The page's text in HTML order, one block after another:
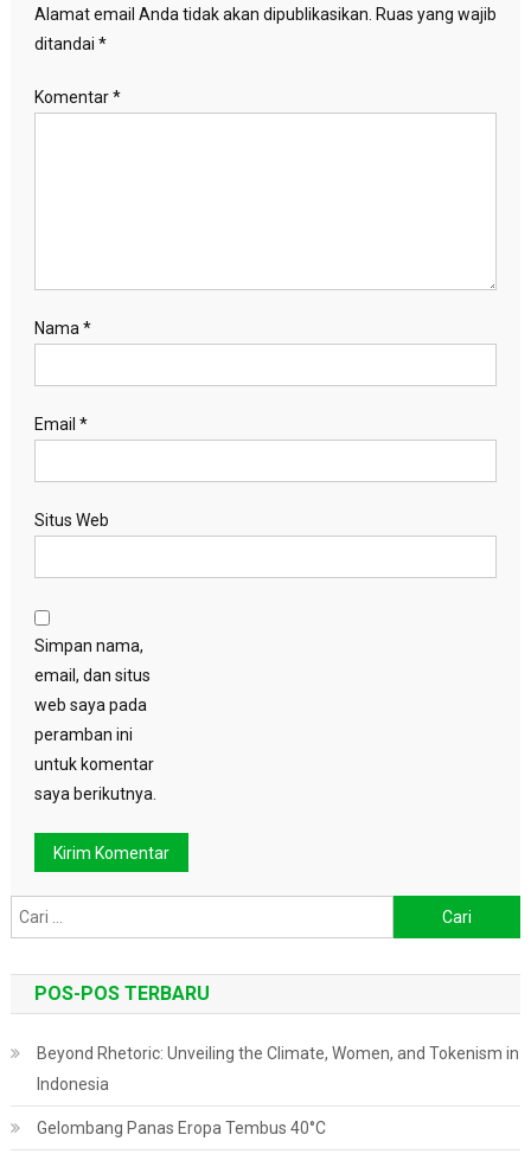
Alamat email Anda tidak akan dipublikasikan. Ruas yang wajib
ditandai *
Komentar*
Nama*
Email *
Situs Web
Simpan nama,
email, dan situs
web saya pada
peramban ini
untuk komentar
saya berikutnya.
untuk:
POS-POS TERBARU
Beyond Rhetoric: Unveiling the Climate, Women, and Tokenism in
Indonesia
Gelombang Panas Eropa Tembus 40°C